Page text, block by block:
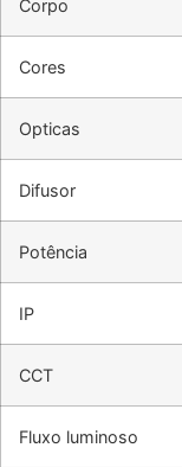
Corpo
Cores
Opticas
Difusor
Potência
IP
CCT
Fluxo luminoso